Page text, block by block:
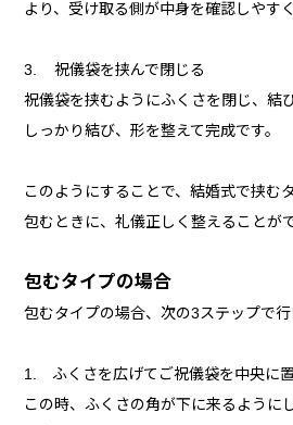
より、受け取る側が中身を確認しやす
3. 祝儀袋を挟んで閉じる
祝儀袋を挟むようにふくさを閉じ、結
しっかり結び、形を整えて完成です。
このようにすることで、結婚式で挟む
包むときに、礼儀正しく整えることが
包むタイプの場合
包むタイプの場合、次の3ステップで行
1. ふくさを広げてご祝儀袋を中央に
この時、ふくさの角が下に来るように